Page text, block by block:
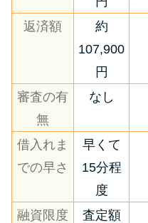
返済額
約
107,900
円
審査の有
無
なし
借入れま
での早さ
早くて
15分程
度
融資限度
査定額